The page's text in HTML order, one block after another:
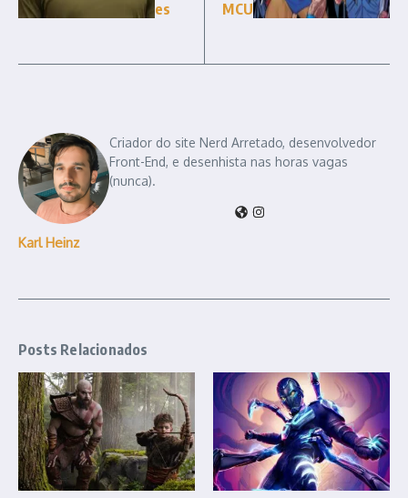
es
MCU
Karl Heinz
Criador do site Nerd Arretado, desenvolvedor
Front-End, e desenhista nas horas vagas
(nunca).
Posts Relacionados